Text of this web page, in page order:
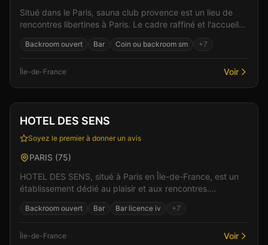
Situé dans le Paris, sauna club provence est un lieu de
rencontres libertines à Paris. Le cadre raffiné et l'accueil
Backroom ouvert Bar Coin ou backroom sm +7
Île-de-France Voir
Club Bar +2
HOTEL DES SENS
Soyez le premier à donner un avis
PARIS (75)
HOTEL DES SENS, situé à Paris en Île-de-France, est un
établissement dédié au plaisir et aux rencontres.
Backroom ouvert Bar Bar licence iv +7
Île-de-France Voir